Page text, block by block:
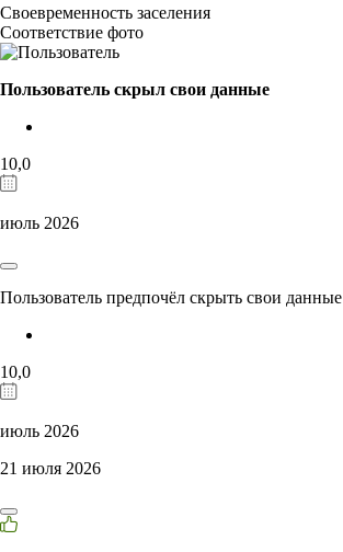
Своевременность заселения
Соответствие фото
Пользователь скрыл свои данные
10,0
июль 2026
Пользователь предпочёл скрыть свои данные
10,0
июль 2026
21 июля 2026